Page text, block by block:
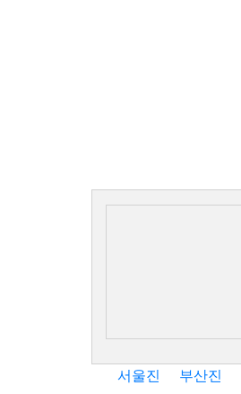
서울진 부산진